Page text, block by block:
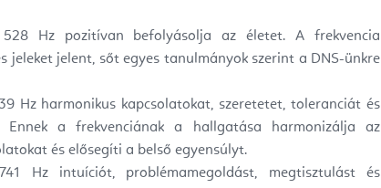
528 Hz pozitívan befolyásolja az életet. A frekvencia
jeleket jelent, sőt egyes tanulmányok szerint a DNS-ünkre
Hz harmonikus kapcsolatokat, szeretetet, toleranciát és
Ennek a frekvenciának a hallgatása harmonizálja az
és elősegíti a belső egyensúlyt.
Hz intuíciót, problémamegoldást, megtisztulást és